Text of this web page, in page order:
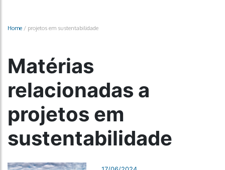
Home / projetos em sustentabilidade
Matérias
relacionadas a
projetos em
sustentabilidade